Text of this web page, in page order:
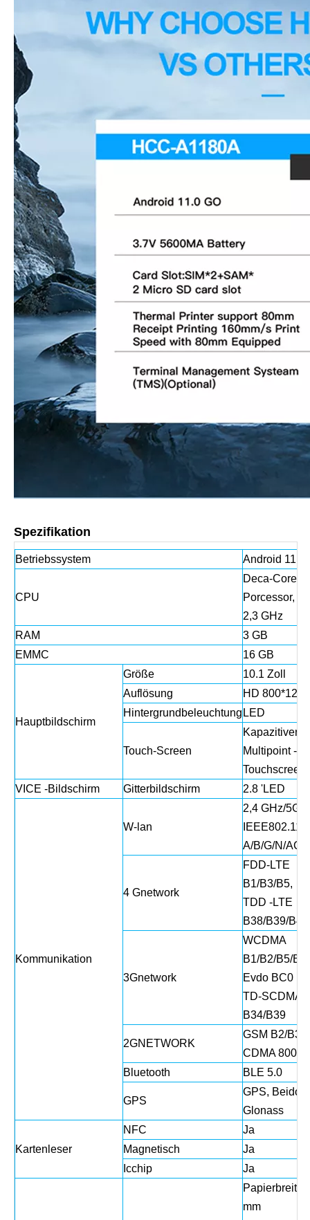
Spezifikation
Betriebssystem Android 11
CPU
Deca-Core
Porcessor,
2,3 ​​GHz
RAM
3 GB
EMMC
16 GB
Hauptbildschirm
Größe
10.1 Zoll
Auflösung
HD 800*1280
Hintergrundbeleuchtung LED
Touch-Screen
Kapazitiver
Multipoint -
Touchscreen
VICE -Bildschirm
Gitterbildschirm 2.8 'LED
Kommunikation
W-lan
2,4 GHz/
IEEE802.11
A/B/G/N/AC
4 Gnetwork
FDD-LTE
B1/B3/B5,
TDD -LTE
B38/B39/
3Gnetwork
WCDMA
B1/B2/B5/B8
Evdo BC0
TD-SCDMA
B34/B39
2GNETWORK
GSM B2/B3/
CDMA 800
Bluetooth
BLE 5.0
GPS
GPS, Beidou,
Glonass
Kartenleser
NFC
Ja
Magnetisch
Ja
Icchip
Ja
Papierbreite
mm